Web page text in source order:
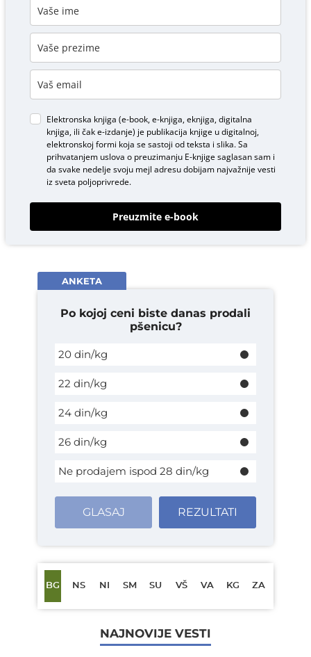
Elektronska knjiga (e-book, e-knjiga, eknjiga, digitalna
knjiga, ili čak e-izdanje) je publikacija knjige u digitalnoj,
elektronskoj formi koja se sastoji od teksta i slika. Sa
prihvatanjem uslova o preuzimanju E-knjigesaglasan sam i
da svake nedelje svoju mejl adresu dobijam najvažnije vesti
iz sveta poljoprivrede.
Preuzmite e-book
ANKETA
Po kojoj ceni biste danas prodali
pšenicu?
20 din/kg
22 din/kg
24 din/kg
26 din/kg
Ne prodajem ispod 28 din/kg
GLASAJ REZULTATI
BG NS NI SM SU VŠ VA KG ZA
NAJNOVIJE VESTI